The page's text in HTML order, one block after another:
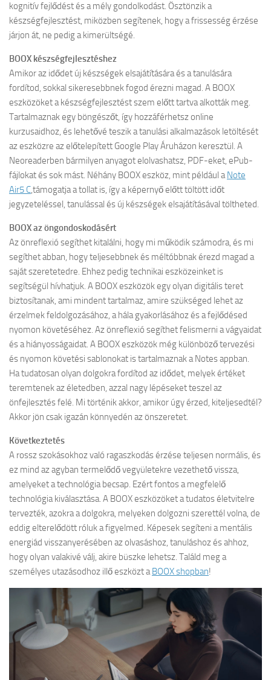
kognitív fejlődést és a mély gondolkodást. Ösztönzik a
készségfejlesztést, miközben segítenek, hogy a frissesség érzése
járjon át, ne pedig a kimerültségé.
BOOX készségfejlesztéshez
Amikor az idődet új készségek elsajátítására és a tanulására
fordítod, sokkal sikeresebbnek fogod érezni magad. A BOOX
eszközöket a készségfejlesztést szem előtt tartva alkották meg.
Tartalmaznak egy böngészőt, így hozzáférhetsz online
kurzusaidhoz, és lehetővé teszik a tanulási alkalmazások letöltését
az eszközre az előtelepített Google Play Áruházon keresztül. A
Neoreaderben bármilyen anyagot elolvashatsz, PDF-eket, ePub-
fájlokat és sok mást. Néhány BOOX eszköz, mint például aNote
Air5 C,támogatja a tollat is, így a képernyő előtt töltött időt
jegyzeteléssel, tanulással és új készségek elsajátításával töltheted.
BOOX az öngondoskodásért
Az önreflexió segíthet kitalálni, hogy mi működik számodra, és mi
segíthet abban, hogy teljesebbnek és méltóbbnak érezd magad a
saját szeretetedre. Ehhez pedig technikai eszközeinket is
segítségül hívhatjuk. A BOOX eszközök egy olyan digitális teret
biztosítanak, ami mindent tartalmaz, amire szükséged lehet az
érzelmek feldolgozásához, a hála gyakorlásához és a fejlődésed
nyomon követéséhez. Az önreflexió segíthet felismerni a vágyaidat
és a hiányosságaidat. A BOOX eszközök még különböző tervezési
és nyomon követési sablonokat is tartalmaznak a Notes appban.
Ha tudatosan olyan dolgokra fordítod az idődet, melyek értéket
teremtenek az életedben, azzal nagy lépéseket teszel az
önfejlesztés felé. Mi történik akkor, amikor úgy érzed, kiteljesedtél?
Akkor jön csak igazán könnyedén az önszeretet.
Következtetés
A rossz szokásokhoz való ragaszkodás érzése teljesen normális, és
ez mind az agyban termelődő vegyületekre vezethető vissza,
amelyeket a technológia becsap. Ezért fontos a megfelelő
technológia kiválasztása. A BOOX eszközöket a tudatos életvitelre
tervezték, azokra a dolgokra, melyeken dolgozni szerettél volna, de
eddig elterelődött róluk a figyelmed. Képesek segíteni a mentális
energiád visszanyerésében az olvasáshoz, tanuláshoz és ahhoz,
hogy olyan valakivé válj, akire büszke lehetsz. Találd meg a
személyes utazásodhoz illő eszközt aBOOX shopban!